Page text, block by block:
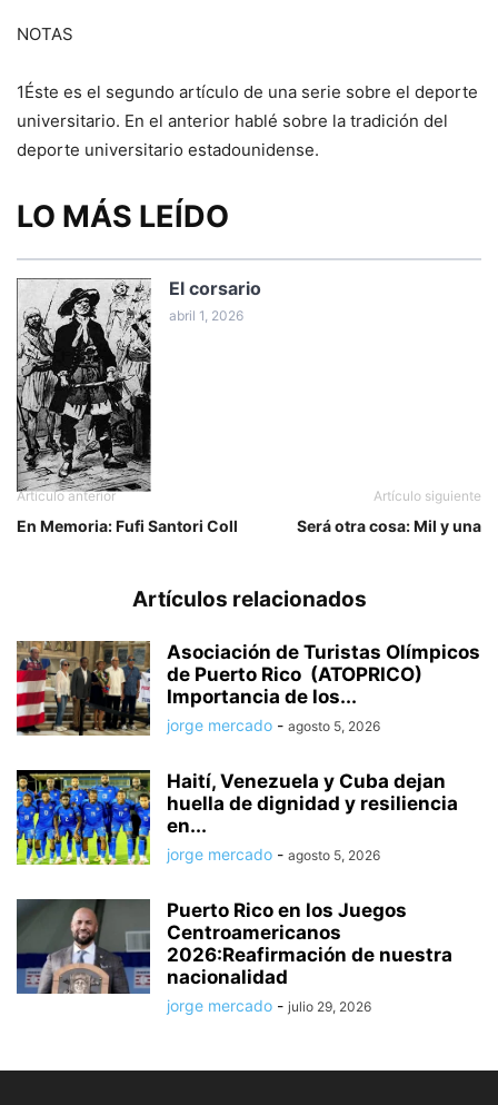
NOTAS
1Éste es el segundo artículo de una serie sobre el deporte
universitario. En el anterior hablé sobre la tradición del
deporte universitario estadounidense.
LO MÁS LEÍDO
El corsario
abril 1, 2026
Artículo anterior
En Memoria: Fufi Santori Coll
Artículo siguiente
Será otra cosa: Mil y una
Artículos relacionados
Asociación de Turistas Olímpicos
de Puerto Rico (ATOPRICO)
Importancia de los...
jorge mercado - agosto 5, 2026
Haití, Venezuela y Cuba dejan
huella de dignidad y resiliencia
en...
jorge mercado - agosto 5, 2026
Puerto Rico en los Juegos
Centroamericanos
2026:Reafirmación de nuestra
nacionalidad
jorge mercado - julio 29, 2026